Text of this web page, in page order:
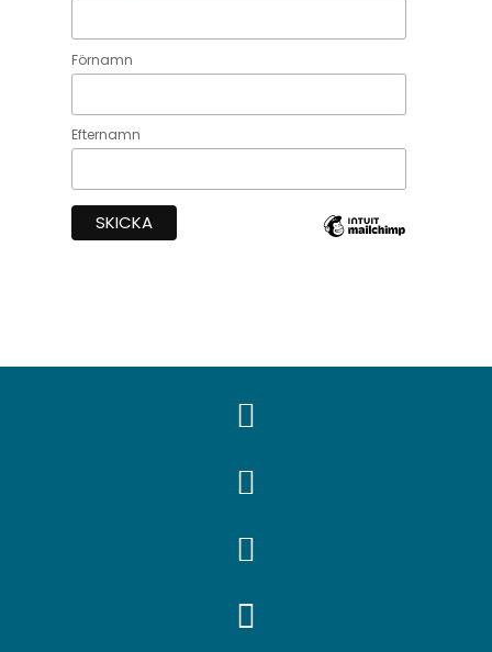
Förnamn
Efternamn



